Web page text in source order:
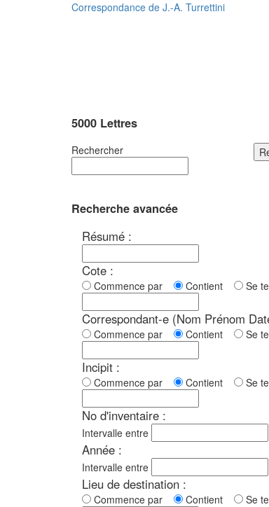
Correspondance de J.-A. Turrettini
5000 Lettres
Rechercher
Recherche avancée
Résumé :
Cote :
Commence par Contient Se
Correspondant-e (Nom Prénom
Commence par Contient Se
Incipit :
Commence par Contient Se
No d'inventaire :
Intervalle entre
Année :
Intervalle entre
Lieu de destination :
Commence par Contient Se